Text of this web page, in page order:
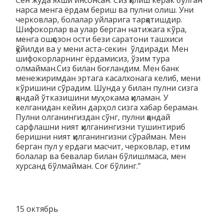
нарса менга ёрдам бериш ва пулни олиш. Уни
черковлар, болалар уйларига тарқатишдир.
Шифокорлар ва улар берган натижага кўра,
менга ошқозон ости бези саратони ташхиси
қўйилди ва у мени аста-секин ўлдиради. Мен
шифокорларнинг ёрдамисиз, ўзим тура
олмайман.Сиз билан боғландим. Мен банк
менежиримдан эртага касалхонага келиб, мени
кўришини сўрадим. Шунда у билан пулни сизга
қандай ўтказишини муҳокама қиламан. У
келганидан кейин дарҳол сизга хабар бераман.
Пулни олганингиздан сўнг, пулни қандай
сарфлашни ният қилганингизни тушинтириб
беришни ният қилганингизни сўрайман. Мен
берган пул у ердаги масчит, черковлар, етим
болалар ва бевалар билан бўлишлмаса, мен
хурсанд бўлмайман. Соғ бўлинг.”
15 октябрь